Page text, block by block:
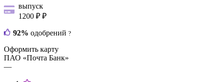
выпуск
1200 ₽ ₽
92% одобрений ?
Оформить карту
ПАО «Почта Банк»
—